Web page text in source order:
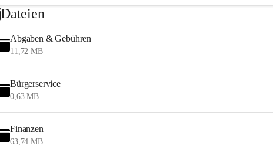
Dateien
Abgaben & Gebühren
11,72 MB
Bürgerservice
0,63 MB
Finanzen
63,74 MB